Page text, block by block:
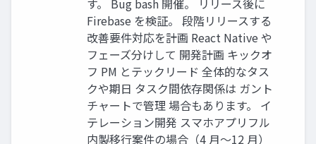
す。 Bug bash 開催。 リリース後に
Firebase を検証。 段階リリースする
改善要件対応を計画 React Native や
フェーズ分けして 開発計画 キックオ
フ PM とテックリード 全体的なタス
クや期日 タスク間依存関係は ガント
チャートで管理 場合もあります。 イ
テレーション開発 スマホアプリフル
内製移行案件の場合（4 月～12 月）